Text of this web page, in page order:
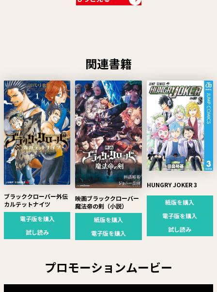
関連書籍
ブラッククローバー外伝
カルテットナイツ
電子版を購入
試し読み
映画ブラッククローバー
魔法帝の剣（小説）
紙版を購入
電子版を購入
HUNGRY JOKER 3
紙版を購入
電子版を購入
試し読み
プロモーションムービー